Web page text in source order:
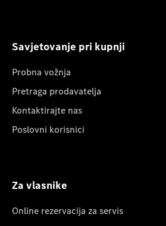
Savjetovanje pri kupnji
Probna vožnja
Pretraga prodavatelja
Kontaktirajte nas
Poslovni korisnici
Za vlasnike
Online rezervacija za servis